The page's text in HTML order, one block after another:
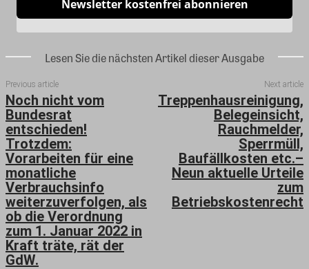
Newsletter kostenfrei abonnieren
Lesen Sie die nächsten Artikel dieser Ausgabe
Previous article
Noch nicht vom
Bundesrat
entschieden!
Trotzdem:
Vorarbeiten für eine
monatliche
Verbrauchsinfo
weiterzuverfolgen, als
ob die Verordnung
zum 1. Januar 2022 in
Kraft träte, rät der
GdW.
Next article
Treppenhausreinigung,
Belegeinsicht,
Rauchmelder,
Sperrmüll,
Baufällkosten etc.–
Neun aktuelle Urteile
zum
Betriebskostenrecht